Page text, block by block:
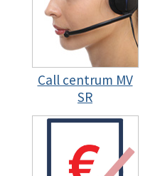
Call centrum MV
SR